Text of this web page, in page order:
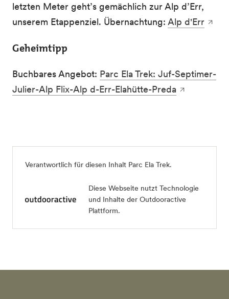
letzten Meter geht’s gemächlich zur Alp d’Err,
unserem Etappenziel. Übernachtung: Alp d'Err
Geheimtipp
Buchbares Angebot: Parc Ela Trek: Juf-Septimer-
Julier-Alp Flix-Alp d-Err-Elahütte-Preda
Verantwortlich für diesen Inhalt Parc Ela Trek.
Diese Webseite nutzt Technologie
und Inhalte der Outdooractive
Plattform.